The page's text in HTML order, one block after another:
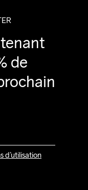
de
d’utilisation